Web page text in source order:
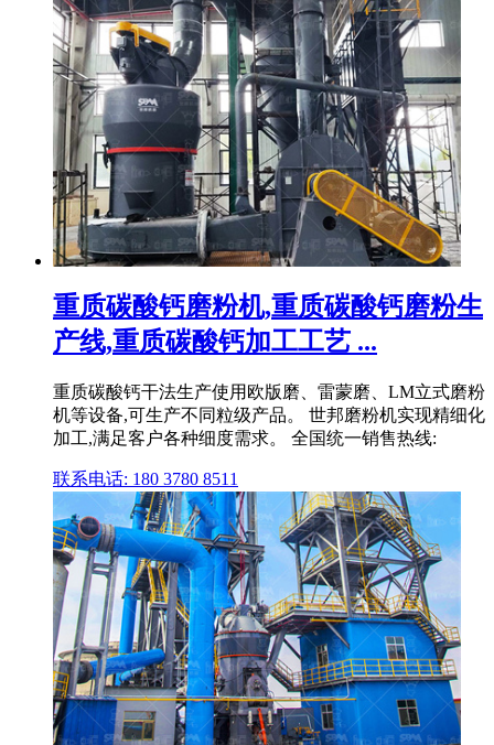
重质碳酸钙磨粉机,重质碳酸钙磨粉生
产线,重质碳酸钙加工工艺 ...
重质碳酸钙干法生产使用欧版磨、雷蒙磨、LM立式磨粉
机等设备,可生产不同粒级产品。 世邦磨粉机实现精细化
加工,满足客户各种细度需求。 全国统一销售热线:
联系电话: 180 3780 8511